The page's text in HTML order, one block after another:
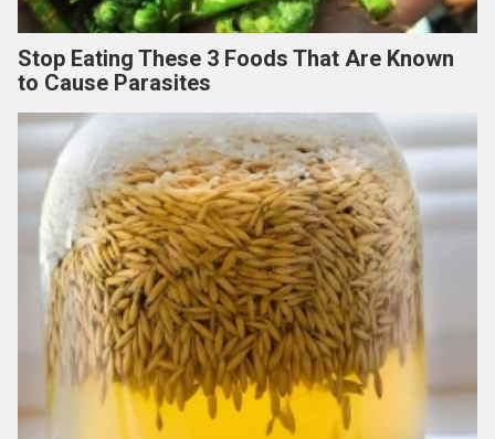
Stop Eating These 3 Foods That Are Known
to Cause Parasites